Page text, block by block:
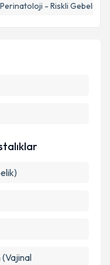
Perinatoloji - Riskli Gebelikler
belirtilen